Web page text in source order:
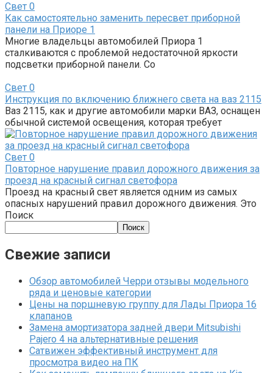
Свет 0
Как самостоятельно заменить пересвет приборной
панели на Приоре 1
Многие владельцы автомобилей Приора 1
сталкиваются с проблемой недостаточной яркости
подсветки приборной панели. Со
Свет 0
Инструкция по включению ближнего света на ваз 2115
Ваз 2115, как и другие автомобили марки ВАЗ, оснащен
обычной системой освещения, которая требует
Свет 0
Повторное нарушение правил дорожного движения за
проезд на красный сигнал светофора
Проезд на красный свет является одним из самых
опасных нарушений правил дорожного движения. Это
Поиск
Поиск
Свежие записи
Обзор автомобилей Черри отзывы модельного
ряда и ценовые категории
Цены на поршневую группу для Лады Приора 16
клапанов
Замена амортизатора задней двери Mitsubishi
Pajero 4 на альтернативные решения
Сатвижен эффективный инструмент для
просмотра видео на ПК